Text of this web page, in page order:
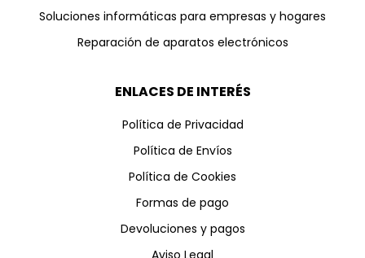
Soluciones informáticas para empresas y hogares
Reparación de aparatos electrónicos
ENLACES DE INTERÉS
Política de Privacidad
Política de Envíos
Política de Cookies
Formas de pago
Devoluciones y pagos